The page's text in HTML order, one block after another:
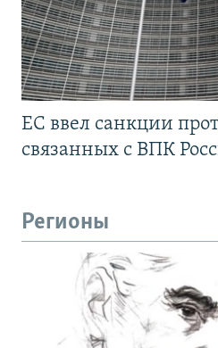
ЕС ввел санкции
связанных с ВПК
Регионы